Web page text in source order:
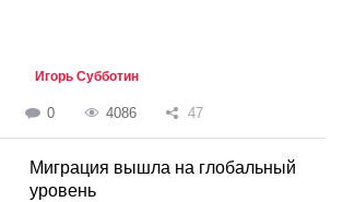
Игорь Субботин
0 4086 47
Миграция вышла на глобальный
уровень